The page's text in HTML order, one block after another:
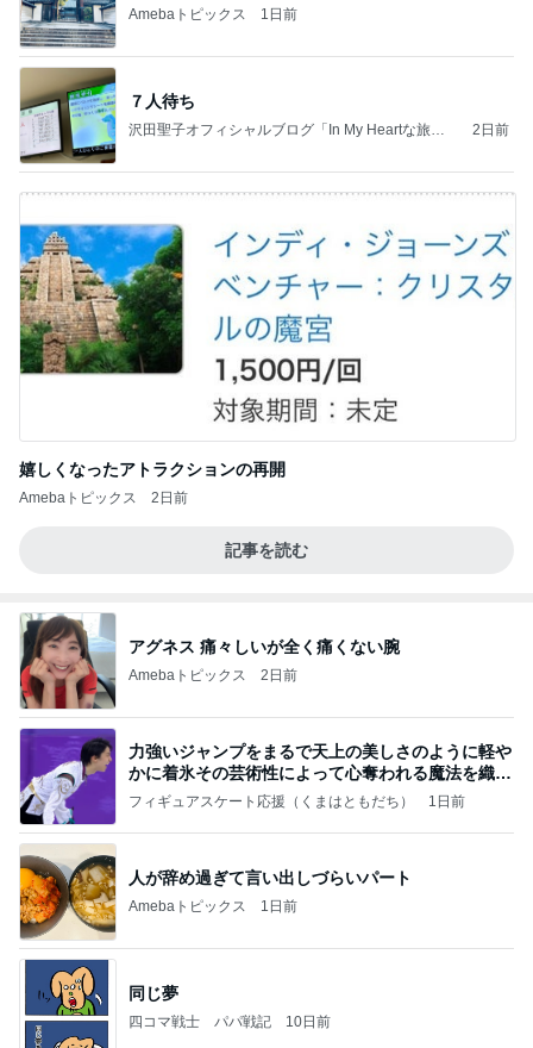
Amebaトピックス 1日前
７人待ち
沢田聖子オフィシャルブログ「In My Heartな旅日
2日前
嬉しくなったアトラクションの再開
Amebaトピックス 2日前
記事を読む
アグネス 痛々しいが全く痛くない腕
Amebaトピックス 2日前
力強いジャンプをまるで天上の美しさのように軽や
かに着氷その芸術性によって心奪われる魔法を織り
なす
フィギュアスケート応援（くまはともだち） 1日前
人が辞め過ぎて言い出しづらいパート
Amebaトピックス 1日前
同じ夢
四コマ戦士 パパ戦記 10日前